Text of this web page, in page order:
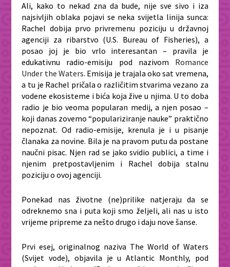
Ali, kako to nekad zna da bude, nije sve sivo i iza
najsivljih oblaka pojavi se neka svijetla linija sunca:
Rachel dobija prvo privremenu poziciju u državnoj
agenciji za ribarstvo (U.S. Bureau of Fisheries), a
posao joj je bio vrlo interesantan – pravila je
edukativnu radio-emisiju pod nazivom Romance
Under the Waters. Emisija je trajala oko sat vremena,
a tu je Rachel pričala o različitim stvarima vezano za
vodene ekosisteme i bića koja žive u njima. U to doba
radio je bio veoma popularan medij, a njen posao –
koji danas zovemo “populariziranje nauke” praktično
nepoznat. Od radio-emisije, krenula je i u pisanje
članaka za novine. Bila je na pravom putu da postane
naučni pisac. Njen rad se jako svidio publici, a time i
njenim pretpostavljenim i Rachel dobija stalnu
poziciju o ovoj agenciji.
Ponekad nas životne (ne)prilike natjeraju da se
odreknemo sna i puta koji smo željeli, ali nas u isto
vrijeme pripreme za nešto drugo i daju nove šanse.
Prvi esej, originalnog naziva The World of Waters
(Svijet vode), objavila je u Atlantic Monthly, pod